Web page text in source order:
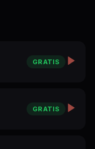
GRATIS
GRATIS